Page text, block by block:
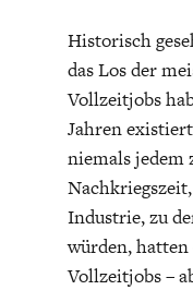
Historisch
das Los der
Vollzeitjobs
Jahren
niemals jedem
Industrie, zu
würden,
Vollzeitjobs –
Dank BGE wird
Geld in der
und ökologisch
müssen. Man
Bereichen
extrem wichtig
finanziellen
Da muss ich aus